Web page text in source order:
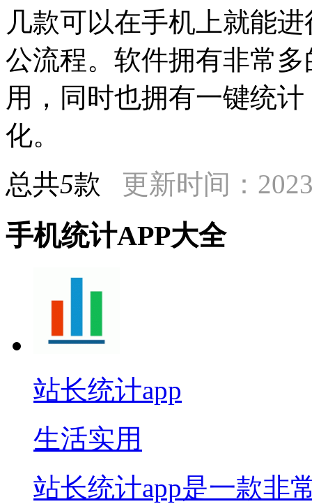
几款可以在手机上就能
公流程。软件拥有非常
用，同时也拥有一键统
化。
总共5款 更新时间：
手机统计APP大全
站长统计app
生活实用
站长统计app是一款非